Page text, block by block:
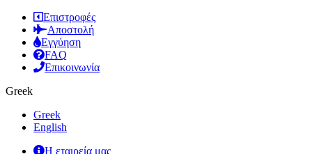
Επιστροφές
Αποστολή
Εγγύηση
FAQ
Επικοινωνία
Greek
Greek
English
Η εταιρεία μας